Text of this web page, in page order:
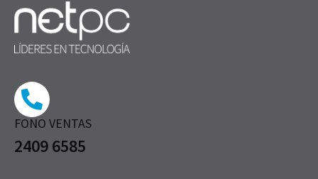
FONO VENTAS
2409 6585